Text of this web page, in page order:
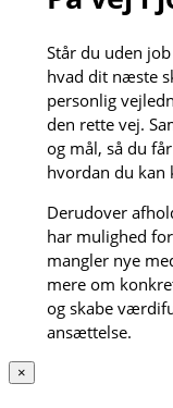
Står du uden
hvad dit næste
personlig
den rette vej.
og mål, så du
hvordan du kan
Derudover
har mulighed
mangler nye
mere om
og skabe
ansættelse.
×